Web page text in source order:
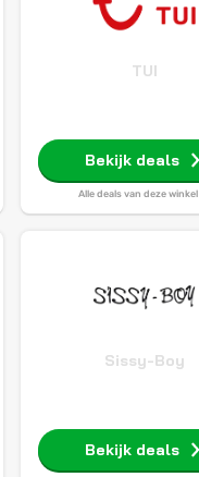
TUI
Bekijk deals
Alle deals van deze winkel
Sissy-Boy
Bekijk deals